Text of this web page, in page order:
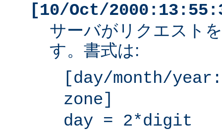
[10/Oct/
サーバがリクエスト
す。書式は:
[day/month/
zone]
day = 2*digit